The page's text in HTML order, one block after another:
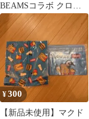
BEAMSコラボ クロス
ポテトキャッチャー
¥300
【新品未使用】マクド